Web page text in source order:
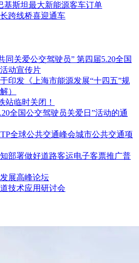
基斯坦最大新能源客车订单
跨线桥喜迎通车
同关爱公交驾驶员” 第四届5.20全国
动宣传片
印发《上海市能源发展“十四五”规
）
站临时关闭！
全国公交驾驶员关爱日”活动的通
全球公共交通峰会城市公共交通项
部署做好道路客运电子客票推广普
展高峰论坛
技术应用研讨会